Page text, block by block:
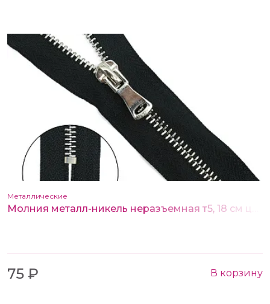
Металлические
75 ₽ В корзину